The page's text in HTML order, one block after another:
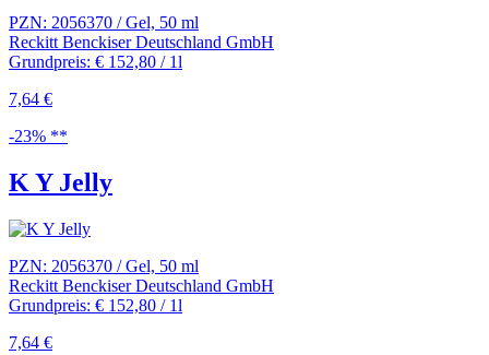
PZN: 2056370 / Gel, 50 ml
Reckitt Benckiser Deutschland GmbH
Grundpreis: € 152,80 / 1l
7,64 €
-23% **
K Y Jelly
PZN: 2056370 / Gel, 50 ml
Reckitt Benckiser Deutschland GmbH
Grundpreis: € 152,80 / 1l
7,64 €